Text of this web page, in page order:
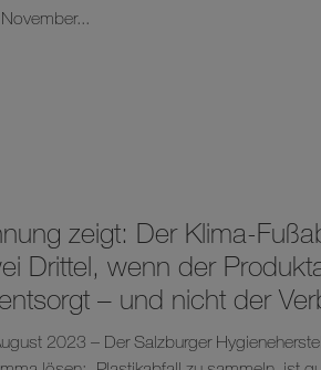
zeigt: Der Klima-
Drittel, wenn der
– und nicht der
2023 – Der Salzburger